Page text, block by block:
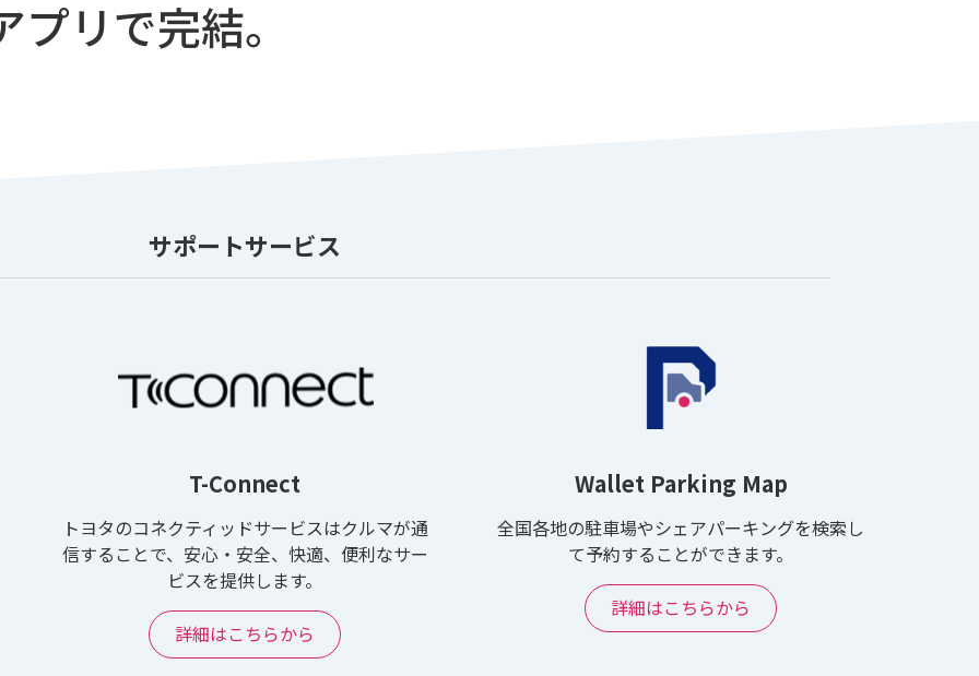
プリで完結。
サポートサービス
T-Connect
トヨタのコネクティッドサービスはクルマが通
信することで、安心・安全、快適、便利なサー
ビスを提供します。
詳細はこちらから
Wallet Parking Map
全国各地の駐車場やシェアパーキングを検索し
て予約することができます。
詳細はこちらから